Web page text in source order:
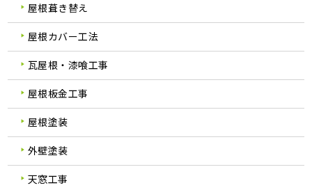
屋根葺き替え
屋根カバー工法
瓦屋根・漆喰工事
屋根板金工事
屋根塗装
外壁塗装
天窓工事